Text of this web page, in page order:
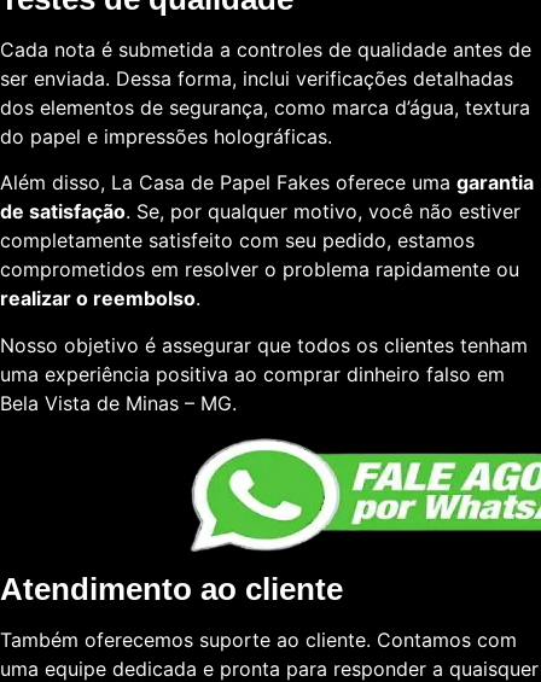
Cada nota é submetida a controles de qualidade antes de
ser enviada. Dessa forma, inclui verificações detalhadas
dos elementos de segurança, como marca d’água, textura
do papel e impressões holográficas.
Além disso, La Casa de Papel Fakes oferece uma garantia
de satisfação. Se, por qualquer motivo, você não estiver
completamente satisfeito com seu pedido, estamos
comprometidos em resolver o problema rapidamente ou
realizar o reembolso.
Nosso objetivo é assegurar que todos os clientes tenham
uma experiência positiva ao comprar dinheiro falso em
Bela Vista de Minas – MG.
Atendimento ao cliente
Também oferecemos suporte ao cliente. Contamos com
uma equipe dedicada e pronta para responder a quaisquer